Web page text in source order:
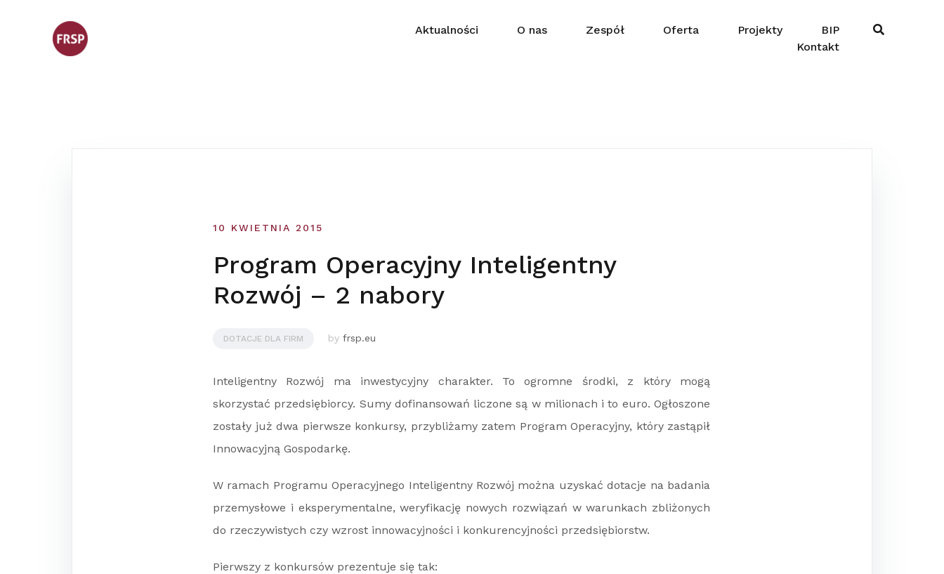
Aktualności O nas Zespół Oferta Projekty
BIP
Kontakt
10 KWIETNIA 2015
Program Operacyjny Inteligentny
Rozwój – 2 nabory
DOTACJE DLA FIRM by frsp.eu
Inteligentny Rozwój ma inwestycyjny charakter. To ogromne środki, z który mogą
skorzystać przedsiębiorcy. Sumy dofinansowań liczone są w milionach i to euro. Ogłoszone
zostały już dwa pierwsze konkursy, przybliżamy zatem Program Operacyjny, który zastąpił
Innowacyjną Gospodarkę.
W ramach Programu Operacyjnego Inteligentny Rozwój można uzyskać dotacje na badania
przemysłowe i eksperymentalne, weryfikację nowych rozwiązań w warunkach zbliżonych
do rzeczywistych czy wzrost innowacyjności i konkurencyjności przedsiębiorstw.
Pierwszy z konkursów prezentuje się tak: